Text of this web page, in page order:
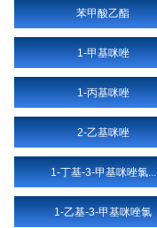
苯甲酸乙酯
1-甲基咪唑
1-丙基咪唑
2-乙基咪唑
1-丁基-3-甲基咪唑氯...
1-乙基-3-甲基咪唑氯